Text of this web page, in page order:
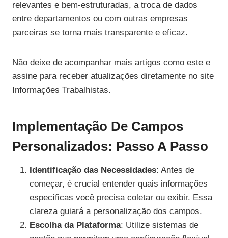
relevantes e bem-estruturadas, a troca de dados
entre departamentos ou com outras empresas
parceiras se torna mais transparente e eficaz.
Não deixe de acompanhar mais artigos como este e
assine para receber atualizações diretamente no site
Informações Trabalhistas.
Implementação De Campos
Personalizados: Passo A Passo
Identificação das Necessidades: Antes de
começar, é crucial entender quais informações
específicas você precisa coletar ou exibir. Essa
clareza guiará a personalização dos campos.
Escolha da Plataforma: Utilize sistemas de